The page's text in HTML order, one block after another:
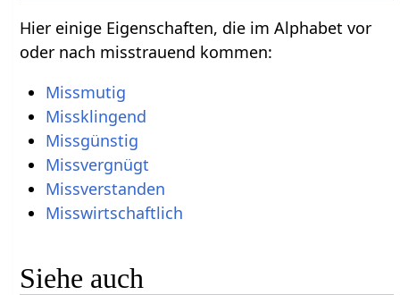
Hier einige Eigenschaften, die im Alphabet vor
oder nach misstrauend kommen:
Missmutig
Missklingend
Missgünstig
Missvergnügt
Missverstanden
Misswirtschaftlich
Siehe auch